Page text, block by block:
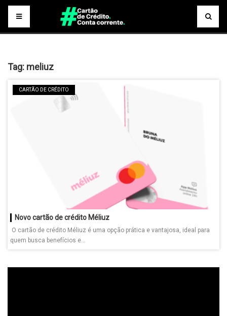
Tag: meliuz
CARTÃO DE CRÉDITO
Novo cartão de crédito Méliuz
O cartão de crédito Méliuz é uma opção prática e vantajosa, ideal para
quem busca benefícios e...